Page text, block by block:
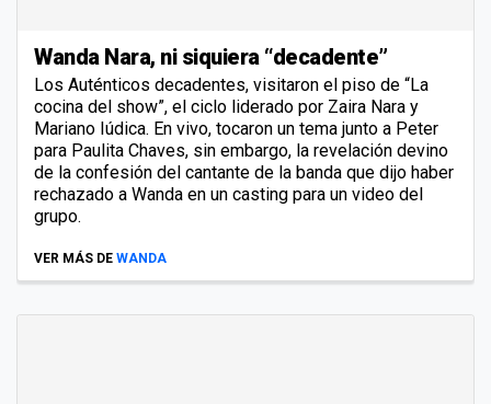
Wanda Nara, ni siquiera “decadente”
Los Auténticos decadentes, visitaron el piso de “La
cocina del show”, el ciclo liderado por Zaira Nara y
Mariano Iúdica. En vivo, tocaron un tema junto a Peter
para Paulita Chaves, sin embargo, la revelación devino
de la confesión del cantante de la banda que dijo haber
rechazado a Wanda en un casting para un video del
grupo.
VER MÁS DE WANDA